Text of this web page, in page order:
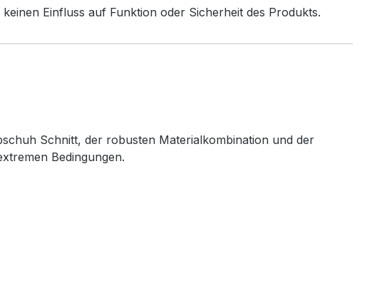
Einfluss auf Funktion oder Sicherheit des Produkts.
Schnitt, der robusten Materialkombination und der
Bedingungen.